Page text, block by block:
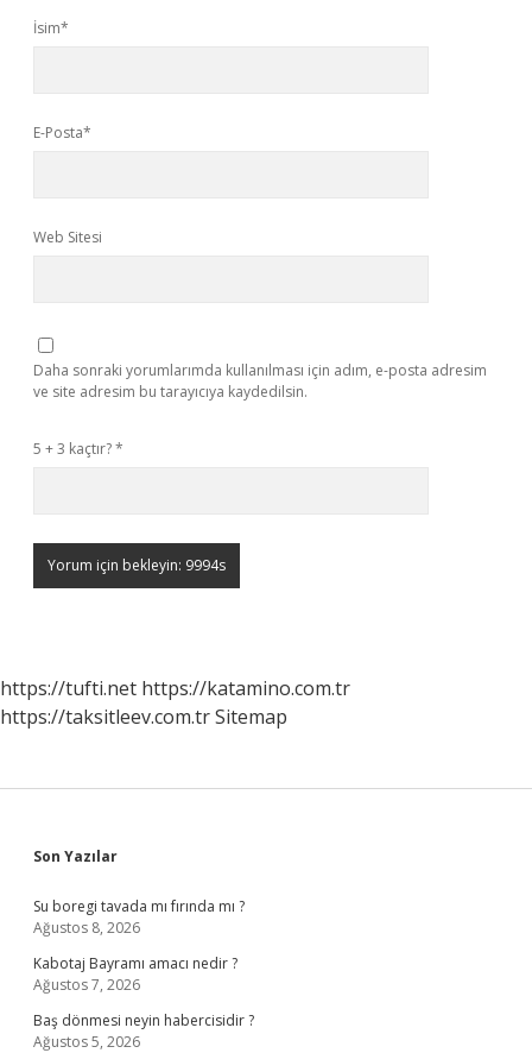
İsim*
E-Posta*
Web Sitesi
Daha sonraki yorumlarımda kullanılması için adım, e-posta adresim
ve site adresim bu tarayıcıya kaydedilsin.
5 + 3 kaçtır?*
https://tufti.net https://katamino.com.tr
https://taksitleev.com.trSitemap
Sidebar
Son Yazılar
Su boregi tavada mı fırında mı ?
Ağustos 8, 2026
Kabotaj Bayramı amacı nedir ?
Ağustos 7, 2026
Baş dönmesi neyin habercisidir ?
Ağustos 5, 2026